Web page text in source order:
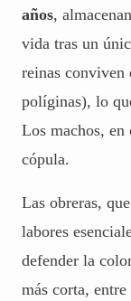
años,
vida tras un
reinas conviven
políginas), lo
Los machos, en
cópula.
Las obreras,
labores
defender la
más corta, entre